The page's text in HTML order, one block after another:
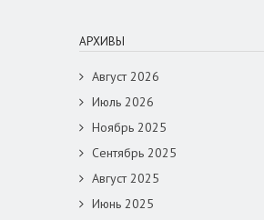
АРХИВЫ
Август 2026
Июль 2026
Ноябрь 2025
Сентябрь 2025
Август 2025
Июнь 2025